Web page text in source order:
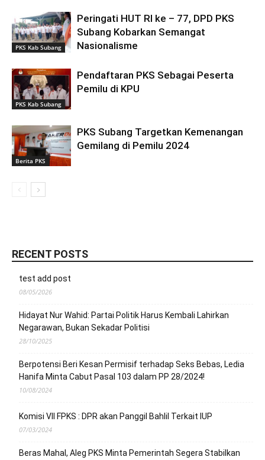
PKS Kab Subang
Peringati HUT RI ke – 77, DPD PKS
Subang Kobarkan Semangat
Nasionalisme
PKS Kab Subang
Pendaftaran PKS Sebagai Peserta
Pemilu di KPU
Berita PKS
PKS Subang Targetkan Kemenangan
Gemilang di Pemilu 2024
RECENT POSTS
test add post
08/05/2026
Hidayat Nur Wahid: Partai Politik Harus Kembali Lahirkan
Negarawan, Bukan Sekadar Politisi
28/10/2025
Berpotensi Beri Kesan Permisif terhadap Seks Bebas, Ledia
Hanifa Minta Cabut Pasal 103 dalam PP 28/2024!
10/08/2024
Komisi VII FPKS : DPR akan Panggil Bahlil Terkait IUP
07/03/2024
Beras Mahal, Aleg PKS Minta Pemerintah Segera Stabilkan